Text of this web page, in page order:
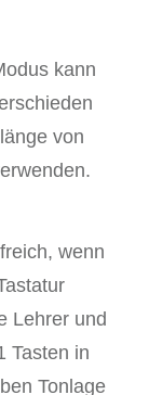
kann
von
wenn
Lehrer und
Tasten in
Tonlage